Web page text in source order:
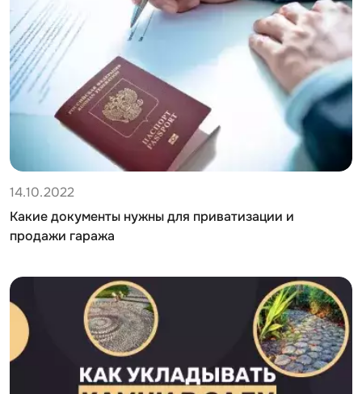
14.10.2022
Какие документы нужны для приватизации и
продажи гаража